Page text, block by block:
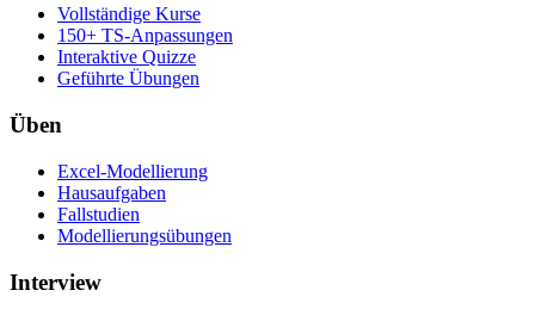
Vollständige Kurse
150+ TS-Anpassungen
Interaktive Quizze
Geführte Übungen
Üben
Excel-Modellierung
Hausaufgaben
Fallstudien
Modellierungsübungen
Interview